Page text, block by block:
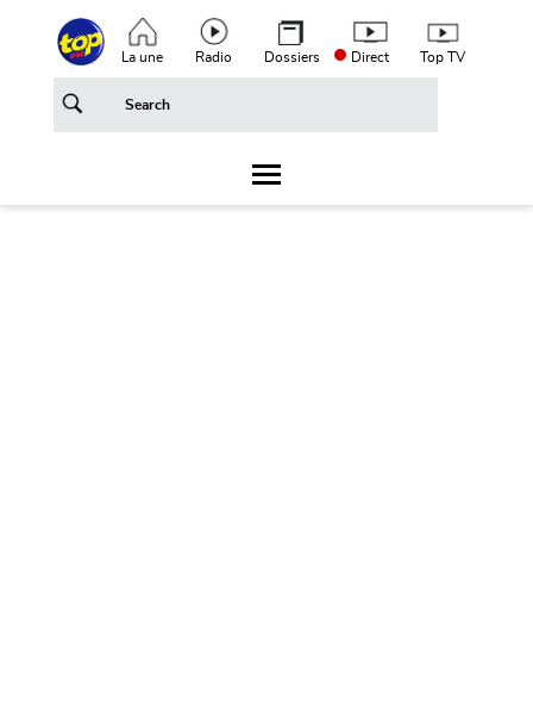
Aller au contenu principalTop header menu
La une Radio Dossiers Direct Top TV